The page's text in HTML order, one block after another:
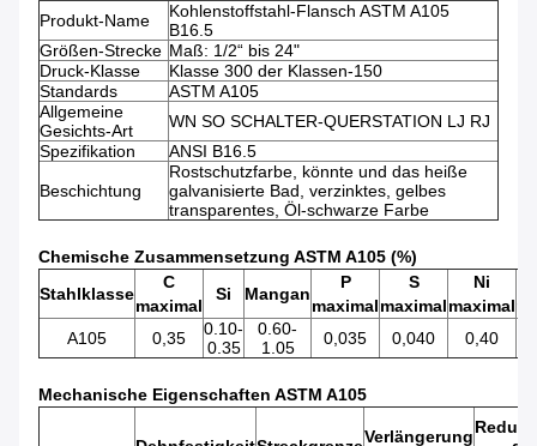
Produkt-Name
Kohlenstoffstahl-Flansch ASTM A105
B16.5
Größen-Strecke Maß: 1/2“ bis 24"
Druck-Klasse
Klasse 300 der Klassen-150
Standards
ASTM A105
Allgemeine
Gesichts-Art
WN SO SCHALTER-QUERSTATION LJ RJ
Spezifikation
ANSI B16.5
Beschichtung
Rostschutzfarbe, könnte und das heiße
galvanisierte Bad, verzinktes, gelbes
transparentes, Öl-schwarze Farbe
Chemische Zusammensetzung ASTM A105 (%)
Stahlklasse
C
maximal
Si Mangan
P
maximal
S
maximal
Ni
maximal
A105
0,35
0.10-
0.35
0.60-
1.05
0,035 0,040 0,40
Mechanische Eigenschaften ASTM A105
Verlängerung